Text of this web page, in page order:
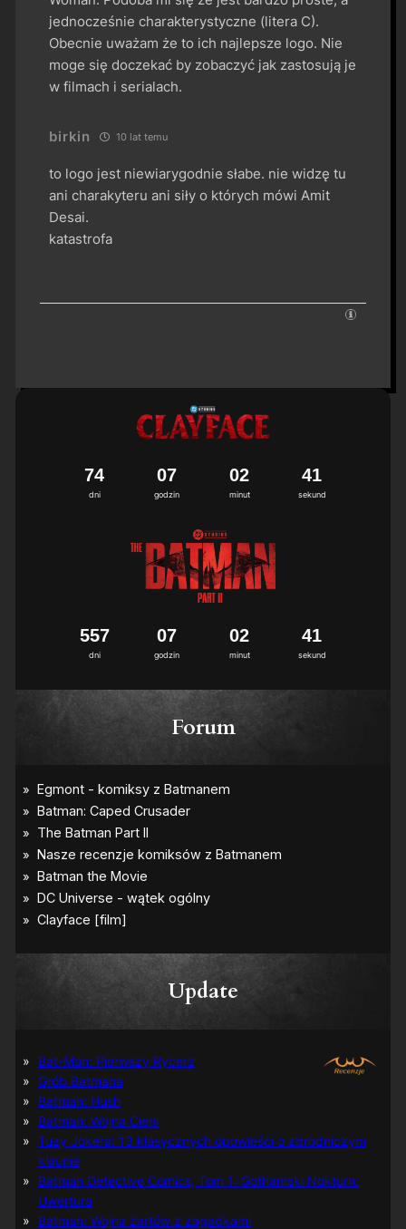
jednocześnie charakterystyczne (litera C).
Obecnie uważam że to ich najlepsze logo. Nie
moge się doczekać by zobaczyć jak zastosują je
w filmach i serialach.
birkin 10 lat temu
to logo jest niewiarygodnie słabe. nie widzę tu
ani charakyteru ani siły o których mówi Amit
Desai.
katastrofa
dni
74
godzin
07
minut
02
sekund
40
1
dni
557
godzin
07
minut
02
sekund
40
1
Forum
Update
Bat-Man: Pierwszy Rycerz
Grób Batmana
Batman: Hush
Batman: Wojna Cieni
Tuzy Jokera: 13 klasycznych opowieści o zbrodniczym
klaunie
Batman Detective Comics, Tom 1: Gothamski Nokturn:
Uwertura
Batman: Wojna żartów z zagadkami